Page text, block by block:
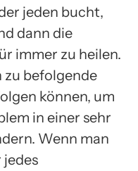
jeden bucht,
dann die
immer zu heilen.
zu befolgende
können, um
in einer sehr
Wenn man
jedes